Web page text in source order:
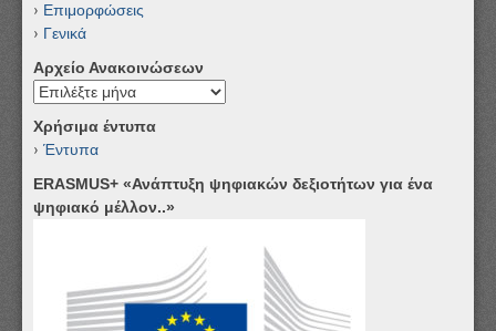
Επιμορφώσεις
Γενικά
Αρχείο Ανακοινώσεων
Αρχείο
Χρήσιμα έντυπα
Έντυπα
ERASMUS+ «Ανάπτυξη ψηφιακών δεξιοτήτων για ένα
ψηφιακό μέλλον..»